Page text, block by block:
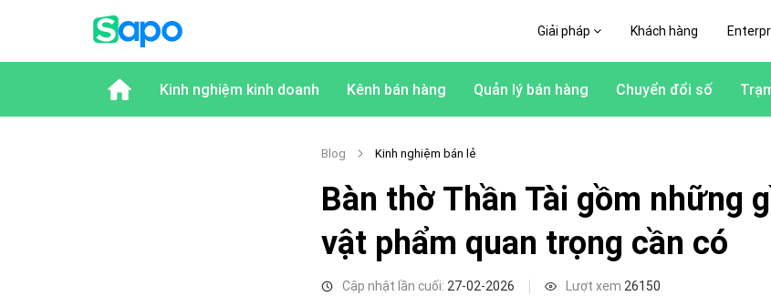
Giải pháp Khách hàng
Kinh nghiệm kinh doanh Kênh bán hàng Quản lý bán hàng Chuyển đổi số
Blog Kinh nghiệm bán lẻ
Bàn thờ Thần Tài gồm những
vật phẩm quan trọng cần có
Cập nhật lần cuối: 27-02-2026 Lượt xem 26150